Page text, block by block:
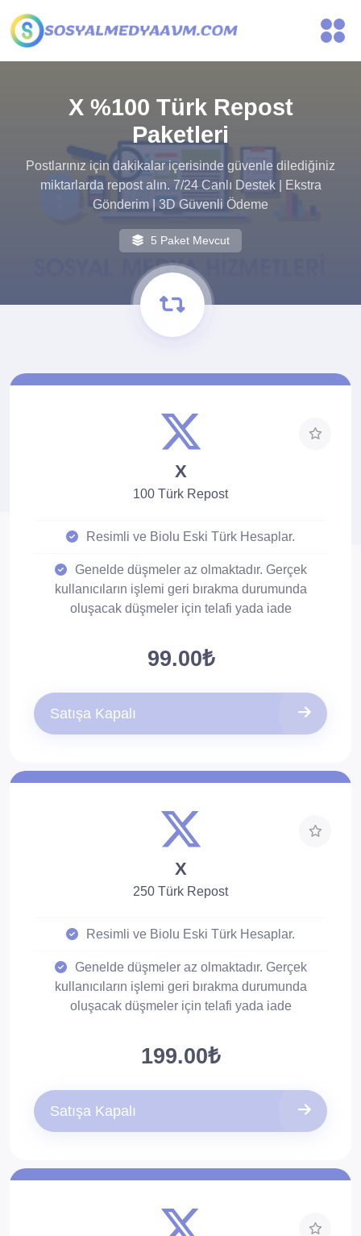
X %100 Türk Repost
Paketleri
Postlarınız için dakikalar içerisinde güvenle dilediğiniz
miktarlarda repost alın. 7/24 Canlı Destek | Ekstra
Gönderim | 3D Güvenli Ödeme
5 Paket Mevcut
X
100 Türk Repost
Resimli ve Biolu Eski Türk Hesaplar.
Genelde düşmeler az olmaktadır. Gerçek
kullanıcıların işlemi geri bırakma durumunda
oluşacak düşmeler için telafi yada iade
Düşüş çok az olur. Düşüşlere karşı 30 gün
99.00₺
Satışa Kapalı
X
250 Türk Repost
Resimli ve Biolu Eski Türk Hesaplar.
Genelde düşmeler az olmaktadır. Gerçek
kullanıcıların işlemi geri bırakma durumunda
oluşacak düşmeler için telafi yada iade
Düşüş çok az olur. Düşüşlere karşı 30 gün
199.00₺
Satışa Kapalı